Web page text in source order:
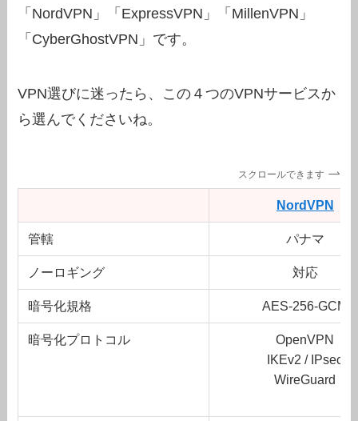
「NordVPN」「ExpressVPN」「MillenVPN」
「CyberGhostVPN」です。
VPN選びに迷ったら、この４つのVPNサービスか
ら選んでくださいね。
スクロールできます
NordVPN
管轄 パナマ
ノーロギング 対応
暗号化規格 AES-256-GCM
暗号化プロトコル
OpenVPN
IKEv2 / IPsec
WireGuard